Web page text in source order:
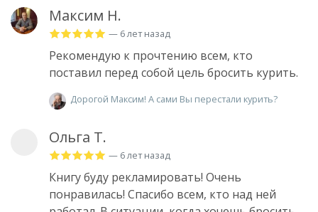
Максим Н.
— 6 лет назад
Рекомендую к прочтению всем, кто
поставил перед собой цель бросить курить.
Дорогой Максим! А сами Вы перестали курить?
Ольга Т.
— 6 лет назад
Книгу буду рекламировать! Очень
понравилась! Спасибо всем, кто над ней